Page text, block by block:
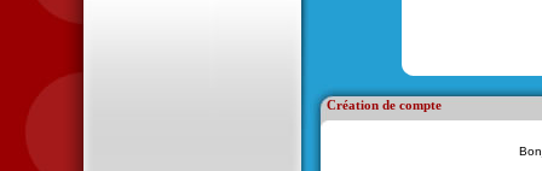
Création de compte